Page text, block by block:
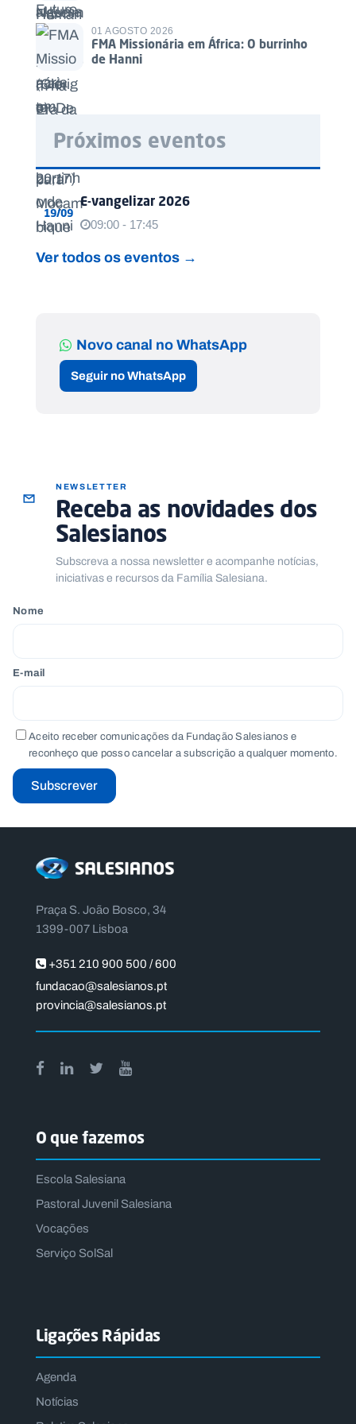
01 AGOSTO 2026
FMA Missionária em África: O burrinho
de Hanni
Próximos eventos
19/09
E-vangelizar 2026
09:00 - 17:45
Ver todos os eventos →
Novo canal no WhatsApp
Seguir no WhatsApp
NEWSLETTER
Receba as novidades dos
Salesianos
Subscreva a nossa newsletter e acompanhe notícias,
iniciativas e recursos da Família Salesiana.
Nome
E-mail
Aceito receber comunicações da Fundação Salesianos e
reconheço que posso cancelar a subscrição a qualquer momento.
Subscrever
Praça S. João Bosco, 34
1399-007 Lisboa
+351 210 900 500 / 600
fundacao@salesianos.pt
provincia@salesianos.pt
O que fazemos
Escola Salesiana
Pastoral Juvenil Salesiana
Vocações
Serviço SolSal
Ligações Rápidas
Agenda
Notícias